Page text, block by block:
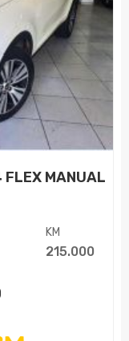
FLEX MANUAL
KM
215.000